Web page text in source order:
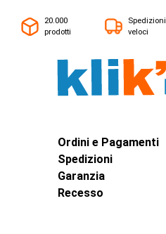
20.000
prodotti
Spedizioni
veloci
Ordini e Pagamenti
Spedizioni
Garanzia
Recesso